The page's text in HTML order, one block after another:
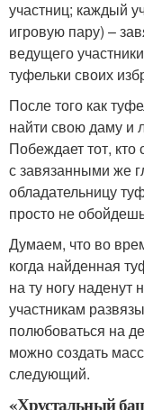
участниц; каждый
игровую пару) –
ведущего
туфельки своих
После того как
найти свою даму и
Побеждает тот, кто
с завязанными же
обладательницу
просто не
Думаем, что во
когда найденная
на ту ногу наденут
участникам
полюбоваться на
можно создать
следующий.
«Хрустальный